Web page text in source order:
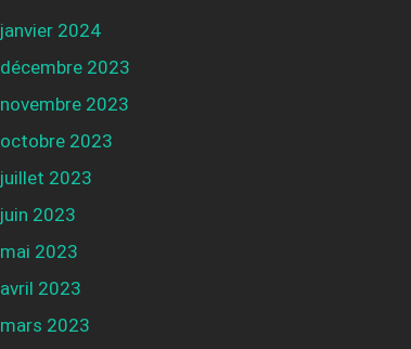
janvier 2024
décembre 2023
novembre 2023
octobre 2023
juillet 2023
juin 2023
mai 2023
avril 2023
mars 2023